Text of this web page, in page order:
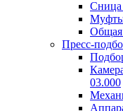
Муфты
Пресс-
03.000